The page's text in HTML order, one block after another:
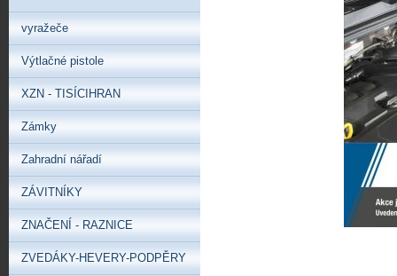
vyražeče
Výtlačné pistole
XZN - TISÍCIHRAN
Zámky
Zahradní nářadí
ZÁVITNÍKY
ZNAČENÍ - RAZNICE
ZVEDÁKY-HEVERY-PODPĚRY